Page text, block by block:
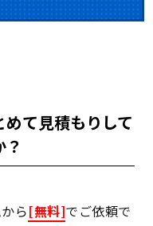
て見積もりして
ら[無料]でご依頼で